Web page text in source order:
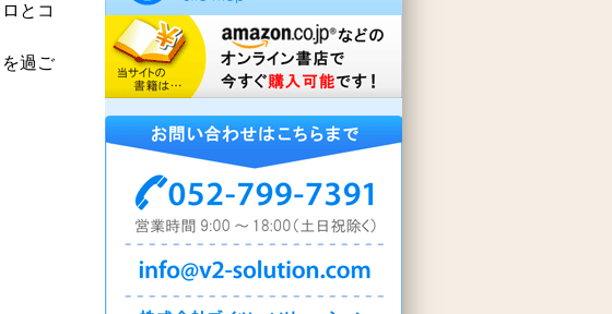
とコ
過ご